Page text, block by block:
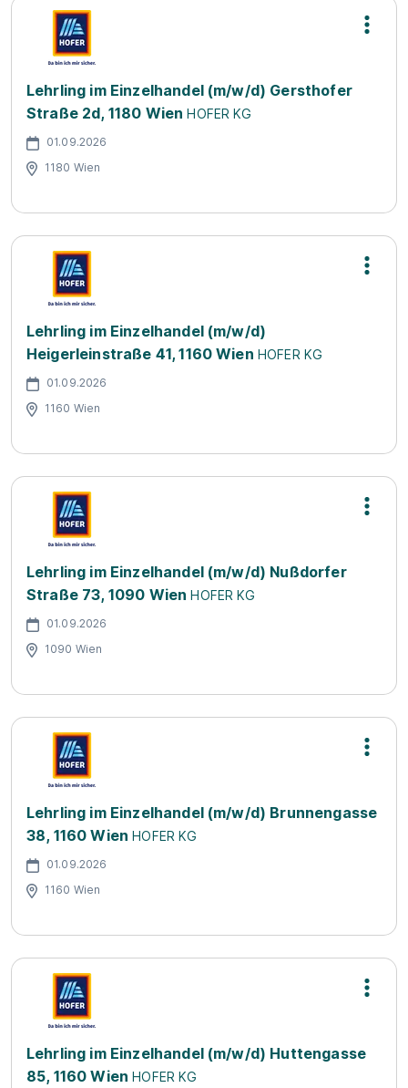
Lehrling im Einzelhandel (m/w/d) Gersthofer
Straße 2d, 1180 Wien HOFER KG
01.09.2026
1180 Wien
Lehrling im Einzelhandel (m/w/d)
Heigerleinstraße 41, 1160 Wien HOFER KG
01.09.2026
1160 Wien
Lehrling im Einzelhandel (m/w/d) Nußdorfer
Straße 73, 1090 Wien HOFER KG
01.09.2026
1090 Wien
Lehrling im Einzelhandel (m/w/d) Brunnengasse
38, 1160 Wien HOFER KG
01.09.2026
1160 Wien
Lehrling im Einzelhandel (m/w/d) Huttengasse
85, 1160 Wien HOFER KG